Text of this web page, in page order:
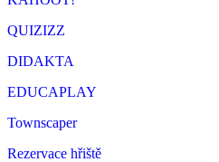
QUIZIZZ
DIDAKTA
EDUCAPLAY
Townscaper
Rezervace hřiště